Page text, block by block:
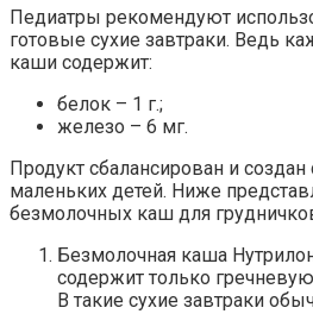
Педиатры рекомендуют
готовые сухие завтраки. Ведь
каши содержит:
белок – 1 г.;
железо – 6 мг.
Продукт сбалансирован и
маленьких детей. Ниже
безмолочных каш для
Безмолочная каша
содержит только
В такие сухие завтраки